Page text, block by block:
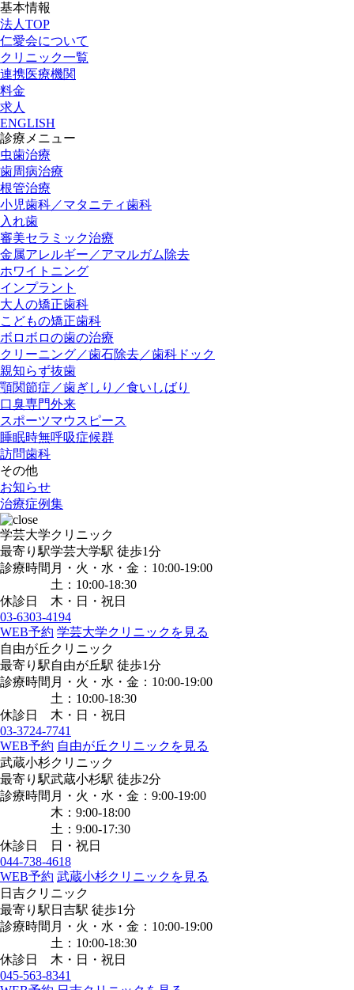
基本情報
法人TOP
仁愛会について
クリニック一覧
連携医療機関
料金
求人
ENGLISH
診療メニュー
虫歯治療
歯周病治療
根管治療
小児歯科／マタニティ歯科
入れ歯
審美セラミック治療
金属アレルギー／アマルガム除去
ホワイトニング
インプラント
大人の矯正歯科
こどもの矯正歯科
ボロボロの歯の治療
クリーニング／歯石除去／歯科ドック
親知らず抜歯
顎関節症／歯ぎしり／食いしばり
口臭専門外来
スポーツマウスピース
睡眠時無呼吸症候群
訪問歯科
その他
お知らせ
治療症例集
学芸大学クリニック
最寄り駅学芸大学駅 徒歩1分
診療時間 月・火・水・金：10:00-19:00
土：10:00-18:30
休診日
木・日・祝日
03-6303-4194
WEB予約 学芸大学クリニックを見る
自由が丘クリニック
最寄り駅自由が丘駅 徒歩1分
診療時間 月・火・水・金：10:00-19:00
土：10:00-18:30
休診日
木・日・祝日
03-3724-7741
WEB予約 自由が丘クリニックを見る
武蔵小杉クリニック
最寄り駅武蔵小杉駅 徒歩2分
診療時間 月・火・水・金：9:00-19:00
木：9:00-18:00
土：9:00-17:30
休診日
日・祝日
044-738-4618
WEB予約 武蔵小杉クリニックを見る
日吉クリニック
最寄り駅 日吉駅 徒歩1分
診療時間 月・火・水・金：10:00-19:00
土：10:00-18:30
休診日
木・日・祝日
045-563-8341